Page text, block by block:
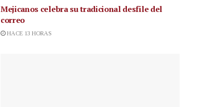
Mejicanos celebra su tradicional desfile del
correo
HACE 13 HORAS